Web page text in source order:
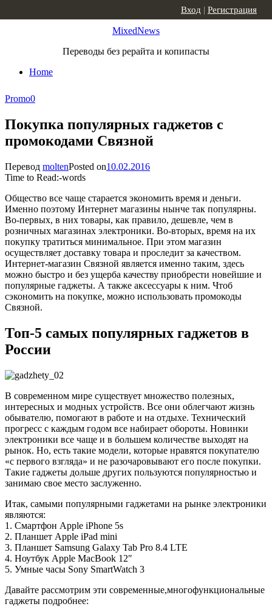
MixedNews
Переводы без рерайта и копипасты
Home
Вход | Регистрация
Promo0
Покупка популярных гаджетов с
промокодами Связной
Перевод moltenPosted on10.02.2016
Time to Read:-words
Общество все чаще старается экономить время и деньги.
Именно поэтому Интернет магазины нынче так популярны.
Во-первых, в них товары, как правило, дешевле, чем в
розничных магазинах электроники. Во-вторых, время на их
покупку тратиться минимальное. При этом магазин
осуществляет доставку товара и проследит за качеством.
Интернет-магазин Связной является именно таким, здесь
можно быстро и без ущерба качеству приобрести новейшие и
популярные гаджеты. А также аксессуары к ним. Чтоб
сэкономить на покупке, можно использовать промокоды
Связной.
Топ-5 самых популярных гаджетов в
России
В современном мире существует множество полезных,
интересных и модных устройств. Все они облегчают жизнь
обывателю, помогают в работе и на отдыхе. Технический
прогресс с каждым годом все набирает обороты. Новинки
электроники все чаще и в большем количестве выходят на
рынок. Но, есть такие модели, которые нравятся покупателю
«с первого взгляда» и не разочаровывают его после покупки.
Такие гаджеты дольше других пользуются популярностью и
занимаю свое место заслуженно.
Итак, самыми популярными гаджетами на рынке электроники
являются:
1. Смартфон Apple iPhone 5s
2. Планшет Apple iPad mini
3. Планшет Samsung Galaxy Tab Pro 8.4 LTE
4. Ноутбук Apple MacBook 12″
5. Умные часы Sony SmartWatch 3
Давайте рассмотрим эти современные,многофункциональные
гаджеты подробнее: